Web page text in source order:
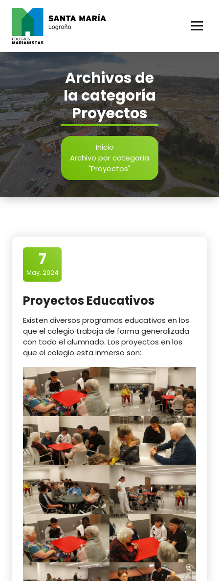
Archivos de
la categoría
Proyectos
Inicio -
Archivo por categoría
"Proyectos"
7
May, 2024
Proyectos Educativos
Existen diversos programas educativos en los
que el colegio trabaja de forma generalizada
con todo el alumnado. Los proyectos en los
que el colegio esta inmerso son: